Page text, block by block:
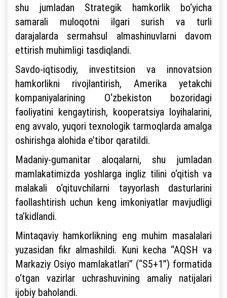
shu jumladan Strategik hamkorlik bo‘yicha
samarali muloqotni ilgari surish va turli
darajalarda sermahsul almashinuvlarni davom
ettirish muhimligi tasdiqlandi.
Savdo-iqtisodiy, investitsion va innovatsion
hamkorlikni rivojlantirish, Amerika yetakchi
kompaniyalarining O‘zbekiston bozoridagi
faoliyatini kengaytirish, kooperatsiya loyihalarini,
eng avvalo, yuqori texnologik tarmoqlarda amalga
oshirishga alohida e’tibor qaratildi.
Madaniy-gumanitar aloqalarni, shu jumladan
mamlakatimizda yoshlarga ingliz tilini o‘qitish va
malakali o‘qituvchilarni tayyorlash dasturlarini
faollashtirish uchun keng imkoniyatlar mavjudligi
ta’kidlandi.
Mintaqaviy hamkorlikning eng muhim masalalari
yuzasidan fikr almashildi. Kuni kecha “AQSH va
Markaziy Osiyo mamlakatlari” (“S5+1”) formatida
o‘tgan vazirlar uchrashuvining amaliy natijalari
ijobiy baholandi.